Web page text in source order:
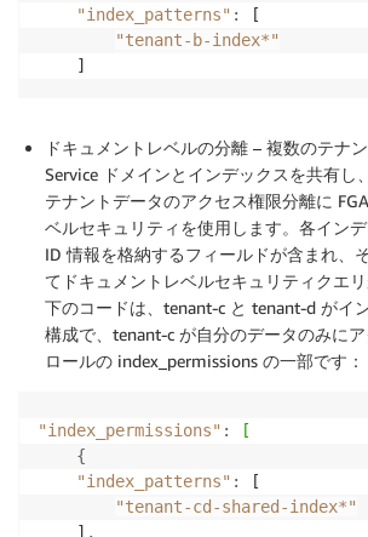
"index_patterns" :
[
"tenant-b-index*"
    ]
ドキュメントレベルの分離 – 複数のテナ
Service ドメインとインデックスを共有し
テナントデータのアクセス権限分離に
ベルセキュリティを使用します。各イン
ID 情報を格納するフィールドが含まれ、
てドキュメントレベルセキュリティクエ
下のコードは、tenant-c と tenant-d がイ
構成で、tenant-c が自分のデータのみに
ロールの index_permissions の一部です：
"index_permissions" :
[
{
"index_patterns" :
[
"tenant-cd-shared-index*"
    ]
,